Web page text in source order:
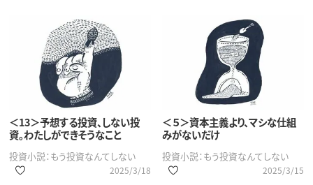
＜13＞予想する投資、しない投
資。わたしができそうなこと
投資小説：もう投資なんてしない
2025/3/18
＜５＞資本主義より、マシな仕組
みがないだけ
投資小説：もう投資なんてしない
2025/3/15